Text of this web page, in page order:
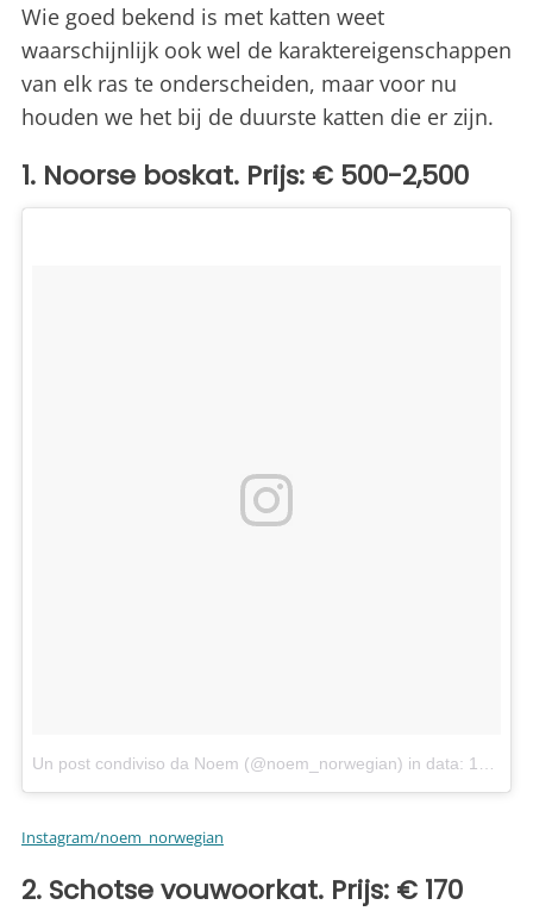
Wie goed bekend is met katten weet
waarschijnlijk ook wel de karaktereigenschappen
van elk ras te onderscheiden, maar voor nu
houden we het bij de duurste katten die er zijn.
1. Noorse boskat. Prijs: € 500-2,500
Un post condiviso da Noem (@noem_norwegian) in data: 12 Ott 2017 alle ore 07:12 PDT
Instagram/noem_norwegian
2. Schotse vouwoorkat. Prijs: € 170